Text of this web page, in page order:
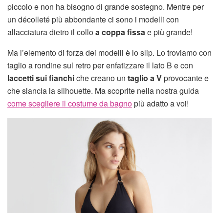
piccolo e non ha bisogno di grande sostegno. Mentre per
un décolleté più abbondante ci sono i modelli con
allacciatura dietro il colloa coppa fissae più grande!
Ma l’elemento di forza dei modelli è lo slip. Lo troviamo con
taglio a rondine sul retro per enfatizzare il lato B e con
laccetti sui fianchiche creano un taglio a Vprovocante e
che slancia la silhouette. Ma scoprite nella nostra guida
come scegliere il costume da bagnopiù adatto a voi!